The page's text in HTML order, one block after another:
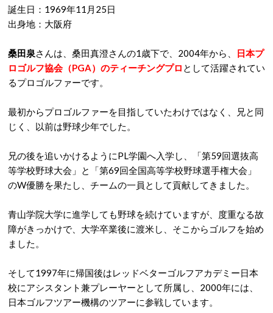
誕生日：1969年11月25日
出身地：大阪府
桑田泉さんは、桑田真澄さんの1歳下で、2004年から、
日本プ
ロゴルフ協会（PGA）のティーチングプロ として活躍されてい
るプロゴルファーです。
最初からプロゴルファーを目指していたわけではなく、兄と同
じく、以前は野球少年でした。
兄の後を追いかけるようにPL学園へ入学し、「第59回選抜高
等学校野球大会」と「第69回全国高等学校野球選手権大会」
のW優勝を果たし、チームの一員として貢献してきました。
青山学院大学に進学しても野球を続けていますが、度重なる故
障がきっかけで、大学卒業後に渡米し、そこからゴルフを始め
ました。
そして1997年に帰国後はレッドベターゴルフアカデミー日本
校にアシスタント兼プレーヤーとして所属し、2000年には、
日本ゴルフツアー機構のツアーに参戦しています。